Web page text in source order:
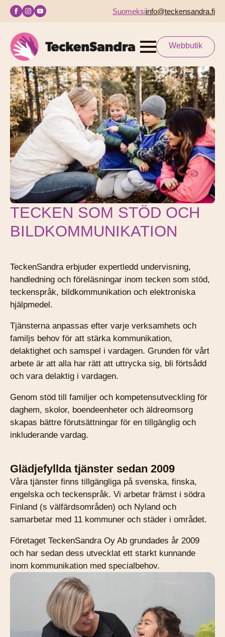
Suomeksiinfo@teckensandra.fi
Webbutik
TECKEN SOM STÖD OCH
BILDKOMMUNIKATION
TeckenSandra erbjuder expertledd undervisning,
handledning och föreläsningar inom tecken som stöd,
teckenspråk, bildkommunikation och elektroniska
hjälpmedel.
Tjänsterna anpassas efter varje verksamhets och
familjs behov för att stärka kommunikation,
delaktighet och samspel i vardagen. Grunden för vårt
arbete är att alla har rätt att uttrycka sig, bli förtsådd
och vara delaktig i vardagen.
Genom stöd till familjer och kompetensutveckling för
daghem, skolor, boendeenheter och äldreomsorg
skapas bättre förutsättningar för en tillgänglig och
inkluderande vardag.
Glädjefyllda tjänster sedan 2009
Våra tjänster finns tillgängliga på svenska, finska,
engelska och teckenspråk. Vi arbetar främst i södra
Finland (s välfärdsområden) och Nyland och
samarbetar med 11 kommuner och städer i området.
Företaget TeckenSandra Oy Ab grundades år 2009
och har sedan dess utvecklat ett starkt kunnande
inom kommunikation med specialbehov.